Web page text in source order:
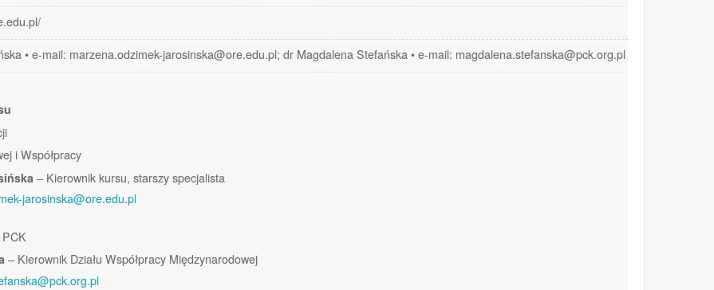
• e-mail: marzena.odzimek-jarosinska@ore.edu.pl; dr Magdalena Stefańska • e-mail: magdalena.stefanska@pck.org.pl
i Współpracy
– Kierownik kursu, starszy specjalista
jarosinska@ore.edu.pl
– Kierownik Działu Współpracy Międzynarodowej